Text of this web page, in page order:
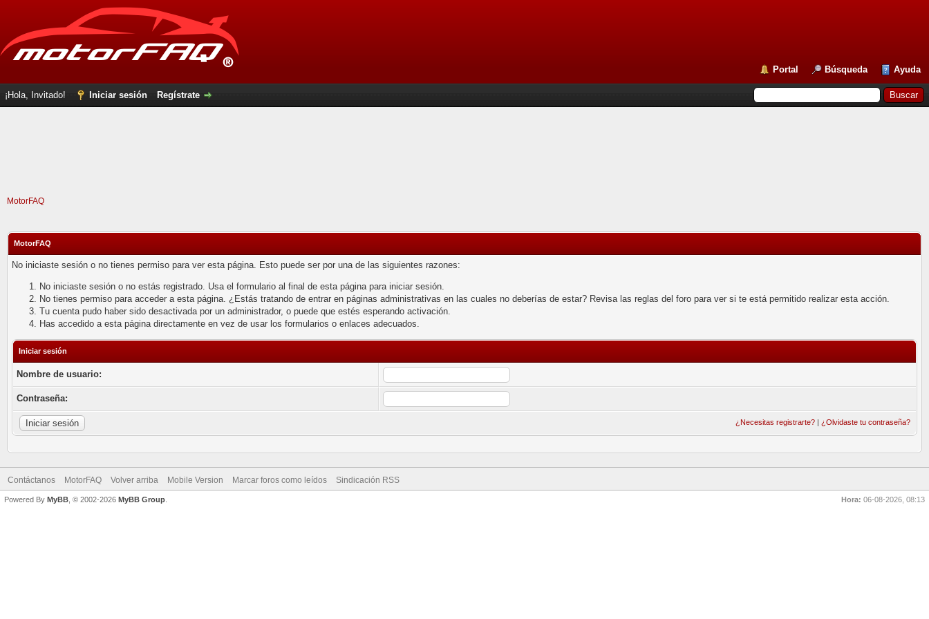
Portal Búsqueda Ayuda
¡Hola, Invitado! Iniciar sesión Regístrate
MotorFAQ
MotorFAQ
No iniciaste sesión o no tienes permiso para ver esta página. Esto puede ser por una de las siguientes razones:
No iniciaste sesión o no estás registrado. Usa el formulario al final de esta página para iniciar sesión.
No tienes permiso para acceder a esta página. ¿Estás tratando de entrar en páginas administrativas en las cuales no deberías de estar? Revisa las reglas del foro para ver si te está permitido realizar esta acción.
Tu cuenta pudo haber sido desactivada por un administrador, o puede que estés esperando activación.
Has accedido a esta página directamente en vez de usar los formularios o enlaces adecuados.
Iniciar sesión
Nombre de usuario:
Contraseña:
¿Necesitas registrarte? | ¿Olvidaste tu contraseña?
Contáctanos MotorFAQ Volver arriba Mobile Version Marcar foros como leídos Sindicación RSS
Hora: 06-08-2026, 08:13
Powered By MyBB , © 2002-2026 MyBB Group